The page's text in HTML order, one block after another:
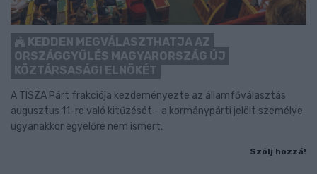
KEDDEN MEGVÁLASZTHATJA AZ
ORSZÁGGYŰLÉS MAGYARORSZÁG ÚJ
KÖZTÁRSASÁGI ELNÖKÉT
A TISZA Párt frakciója kezdeményezte az államfőválasztás
augusztus 11-re való kitűzését - a kormánypárti jelölt személye
ugyanakkor egyelőre nem ismert.
Szólj hozzá!